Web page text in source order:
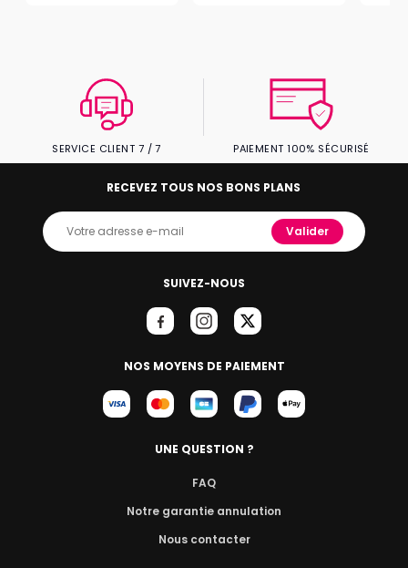
SERVICE CLIENT 7 / 7 PAIEMENT 100% SÉCURISÉ
SUIVEZ-NOUS
NOS MOYENS DE PAIEMENT
RECEVEZ TOUS NOS BONS PLANS
Valider
UNE QUESTION ?
FAQ
Notre garantie annulation
Nous contacter